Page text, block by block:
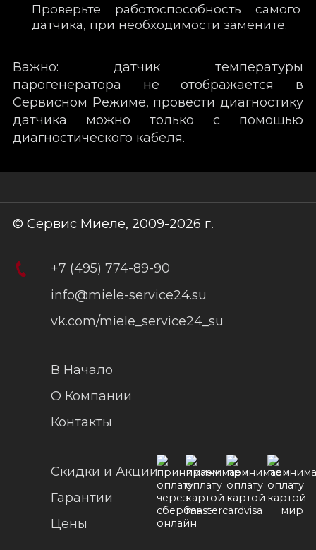
Проверьте работоспособность самого
датчика, при необходимости замените.
Важно: датчик температуры
парогенератора не отображается в
Сервисном Режиме, провести диагностику
датчика можно только с помощью
диагностического кабеля.
© Сервис Миеле, 2009-2026 г.
+7 (495) 774-89-90
info@miele-service24.su
vk.com/miele_service24_su
В Начало
О Компании
Контакты
Скидки и Акции
Гарантии
Цены